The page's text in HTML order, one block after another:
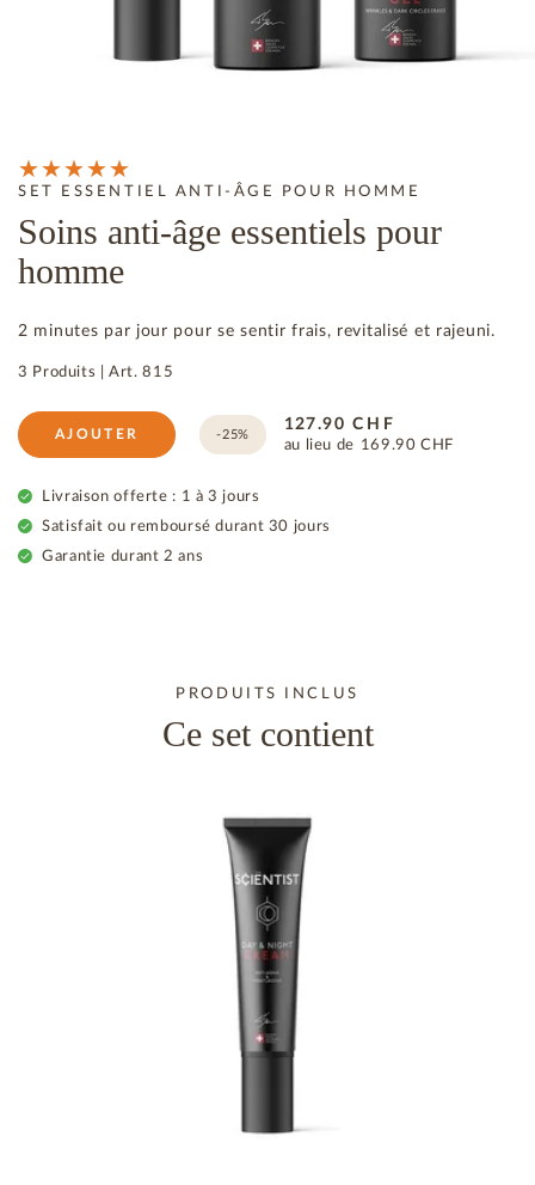
SET ESSENTIEL ANTI-ÂGE POUR HOMME
Soins anti-âge essentiels pour
homme
2 minutes par jour pour se sentir frais, revitalisé et rajeuni.
3 Produits |Art.815
AJOUTER -25%
127.90 CHF
au lieu de 169.90 CHF
Livraison offerte : 1 à 3 jours
Satisfait ou remboursé durant 30 jours
Garantie durant 2 ans
PRODUITS INCLUS
Ce set contient